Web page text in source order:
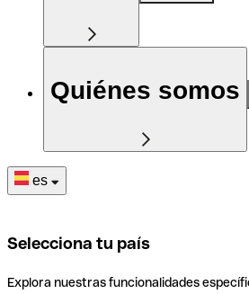
Quiénes somos
es
Selecciona tu país
Explora nuestras funcionalidades